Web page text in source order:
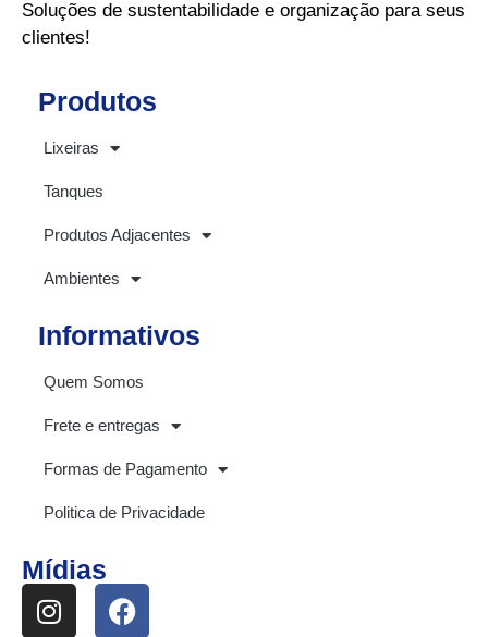
Soluções de sustentabilidade e organização para seus
clientes!
Produtos
Lixeiras
Tanques
Produtos Adjacentes
Ambientes
Informativos
Quem Somos
Frete e entregas
Formas de Pagamento
Politica de Privacidade
Mídias